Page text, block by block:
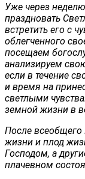
Уже через
праздновать
встретить его с
облегченного
посещаем
анализируем
если в течение
и время на
светлыми
земной жизни в
После
жизни и плод
Господом, а
плачевном